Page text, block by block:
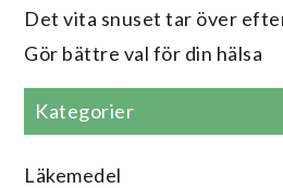
Det vita snuset tar över
Gör bättre val för din hälsa
Kategorier
Läkemedel